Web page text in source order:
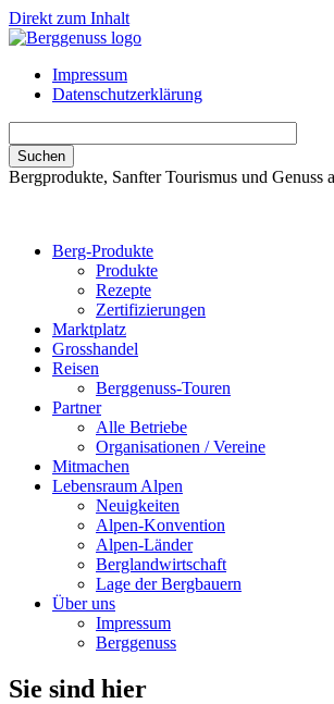
Direkt zum Inhalt
Impressum
Datenschutzerklärung
Bergprodukte, Sanfter Tourismus und Genuss
Berg-Produkte
Produkte
Rezepte
Zertifizierungen
Marktplatz
Grosshandel
Reisen
Berggenuss-Touren
Partner
Alle Betriebe
Organisationen / Vereine
Mitmachen
Lebensraum Alpen
Neuigkeiten
Alpen-Konvention
Alpen-Länder
Berglandwirtschaft
Lage der Bergbauern
Über uns
Impressum
Berggenuss
Sie sind hier